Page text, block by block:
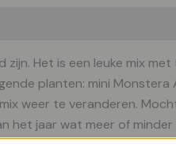
Het is een leuke mix
planten: mini Monstera
weer te veranderen.
het jaar wat meer of
en vraag je je af welke